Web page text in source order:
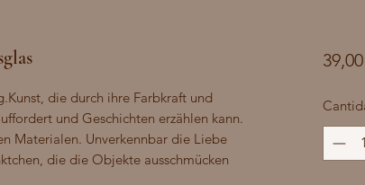
die durch ihre Farbkraft und
und Geschichten erzählen kann.
Materialen. Unverkennbar die Liebe
die die Objekte ausschmücken